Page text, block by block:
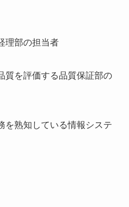
理部の担当者
質を評価する品質保証部の
を熟知している情報システ